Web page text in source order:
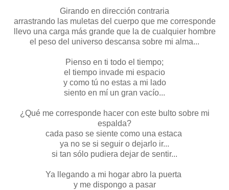
Girando en dirección contraria
arrastrando las muletas del cuerpo que me corresponde
llevo una carga más grande que la de cualquier hombre
el peso del universo descansa sobre mi alma...
Pienso en ti todo el tiempo;
el tiempo invade mi espacio
y como tú no estas a mi lado
siento en mí un gran vacío...
¿Qué me corresponde hacer con este bulto sobre mi
espalda?
cada paso se siente como una estaca
ya no se si seguir o dejarlo ir...
si tan sólo pudiera dejar de sentir...
Ya llegando a mi hogar abro la puerta
y me dispongo a pasar